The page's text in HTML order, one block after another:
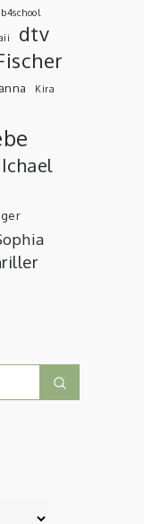
dtv
Kira